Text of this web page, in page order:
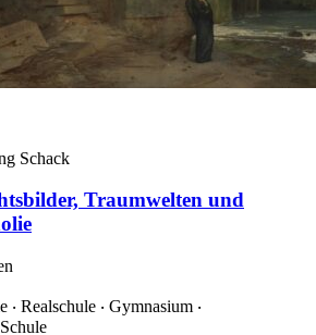
Schack
Traumwelten und
‧ Realschule ‧ Gymnasium ‧